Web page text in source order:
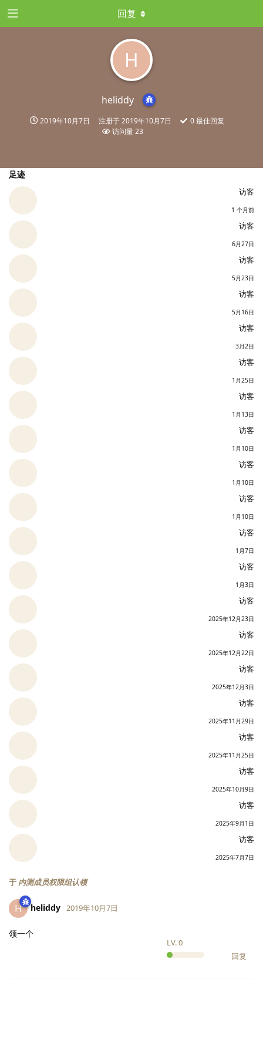
H
heliddy
2019年10月7日 注册于2019年10月7日 0最佳回复
访问量23
回复
足迹
访客
1 个月前
访客
6月27日
访客
5月23日
访客
5月16日
访客
3月2日
访客
1月25日
访客
1月13日
访客
1月10日
访客
1月10日
访客
1月10日
访客
1月7日
访客
1月3日
访客
2025年12月23日
访客
2025年12月22日
访客
2025年12月3日
访客
2025年11月29日
访客
2025年11月25日
访客
2025年10月9日
访客
2025年9月1日
访客
2025年7月7日
于 内测成员权限组认领
H heliddy
LV.0
2019年10月7日
领一个
回复